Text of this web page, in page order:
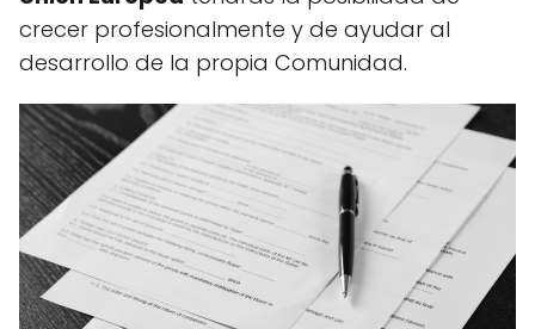
crecer profesionalmente y de ayudar al
desarrollo de la propia Comunidad.